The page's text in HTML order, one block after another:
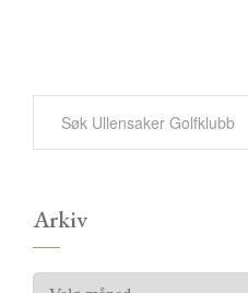
Arkiv